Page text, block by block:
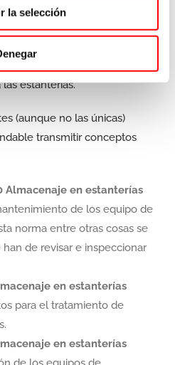
la selección
cuanto a riesgos
de las estanterías, es
y mencionar en sus
estanterías.
(aunque no las únicas)
transmitir conceptos
Almacenaje en estanterías
de los equipo de
norma entre otras cosas se
de revisar e inspeccionar
en estanterías
para el tratamiento de
en estanterías